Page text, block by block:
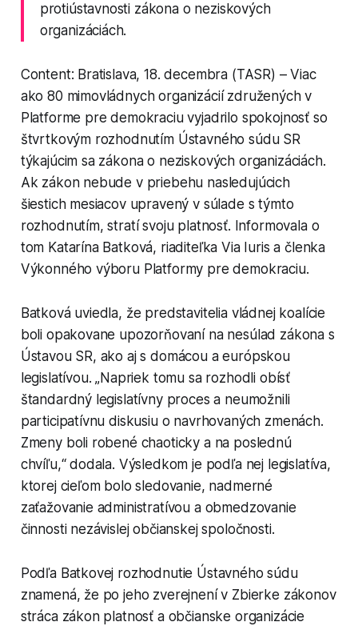
protiústavnosti zákona o neziskových
organizáciách.
Content: Bratislava, 18. decembra (TASR) – Viac
ako 80 mimovládnych organizácií združených v
Platforme pre demokraciu vyjadrilo spokojnosť so
štvrtkovým rozhodnutím Ústavného súdu SR
týkajúcim sa zákona o neziskových organizáciách.
Ak zákon nebude v priebehu nasledujúcich
šiestich mesiacov upravený v súlade s týmto
rozhodnutím, stratí svoju platnosť. Informovala o
tom Katarína Batková, riaditeľka Via Iuris a členka
Výkonného výboru Platformy pre demokraciu.
Batková uviedla, že predstavitelia vládnej koalície
boli opakovane upozorňovaní na nesúlad zákona s
Ústavou SR, ako aj s domácou a európskou
legislatívou. „Napriek tomu sa rozhodli obísť
štandardný legislatívny proces a neumožnili
participatívnu diskusiu o navrhovaných zmenách.
Zmeny boli robené chaoticky a na poslednú
chvíľu,“ dodala. Výsledkom je podľa nej legislatíva,
ktorej cieľom bolo sledovanie, nadmerné
zaťažovanie administratívou a obmedzovanie
činnosti nezávislej občianskej spoločnosti.
Podľa Batkovej rozhodnutie Ústavného súdu
znamená, že po jeho zverejnení v Zbierke zákonov
stráca zákon platnosť a občianske organizácie